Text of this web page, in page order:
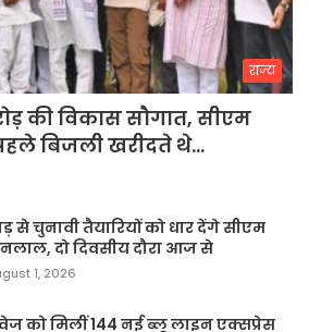
राज्य
की विकास सौगात, सीएम
बिजली खरीदते थे…
से चुनावी तैयारियों को धार देंगे सीएम
दो दिवसीय दौरा आज से
1, 2026
को मिलीं 144 नई ब्लू लाइन एक्सप्रेस